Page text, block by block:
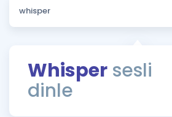
Sözlük
Rehberlik Aracı
ÖSYM Sınav Takvimi
Hakkımızda
Whisper sesli
dinle